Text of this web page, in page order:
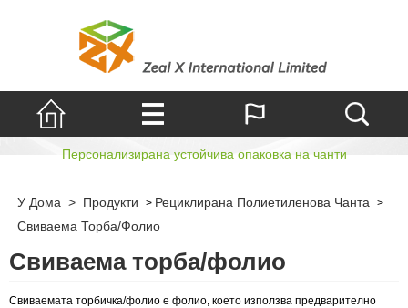
Свиваема торба/фолио
Персонализирана устойчива опаковка на чанти
У Дома > Продукти > Рециклирана Полиетиленова Чанта >
Свиваема Торба/фолио
Свиваема торба/фолио
Свиваемата торбичка/фолио е фолио, което използва предварително